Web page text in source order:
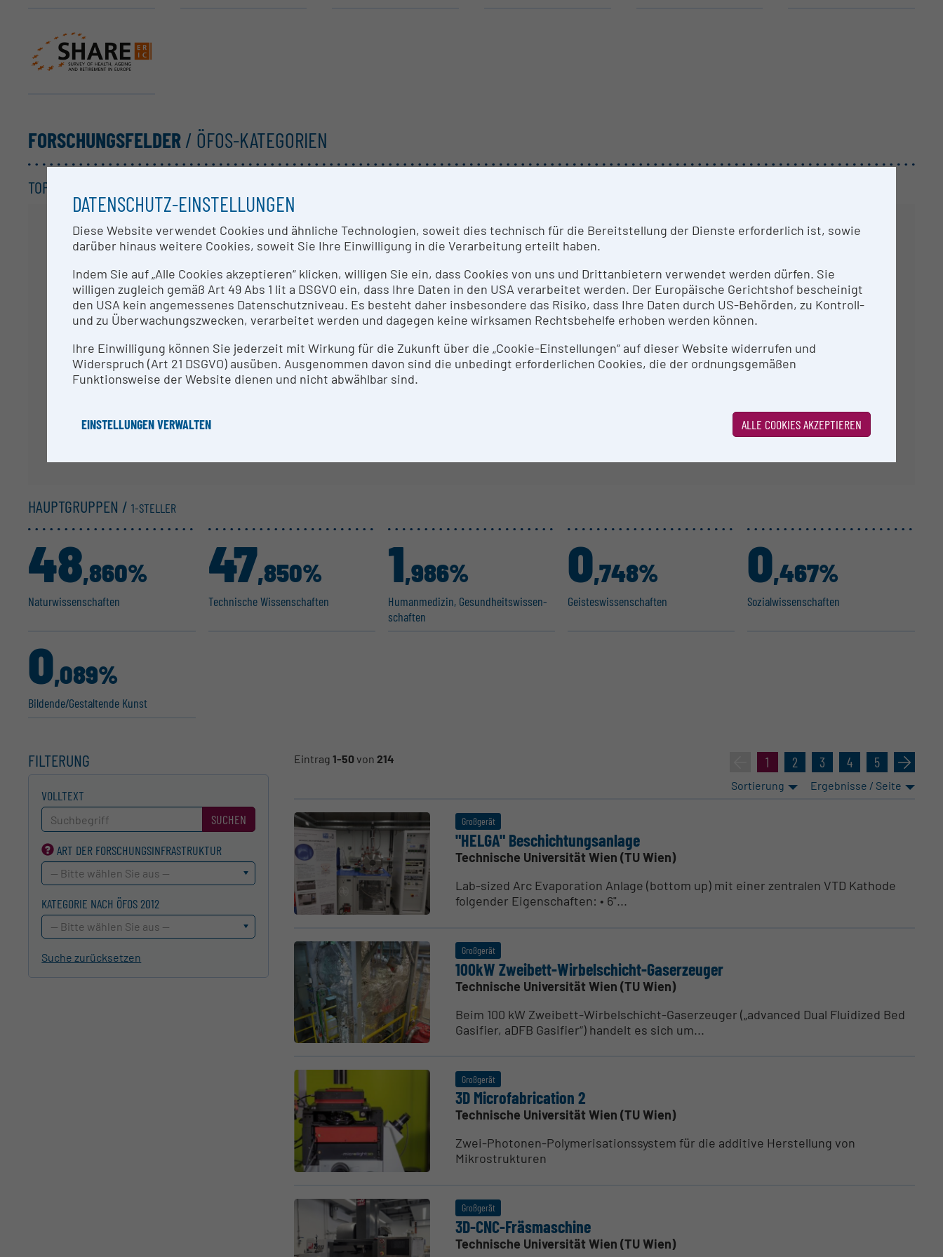
FORSCHUNGSFELDER/ ÖFOS-KATEGORIEN
TOP KATEGORIEN /
Ihre Datenschutz-Einstellungen verhindern die Anzeige der Diagramme.
Datenschutz-Einstellungen bearbeiten
HAUPTGRUPPEN /1-STELLER
Natur­wis­sen­schaften
48,860%
Technische Wissen­schaften
47,850%
Human­me­dizin, Gesund­heits­wis­sen­
schaften
1,986%
Geistes­wis­sen­schaften
0,748%
Sozial­wis­sen­schaften
0,467%
Bildende/Gestal­tende Kunst
0,089%
FILTERUNG
VOLLTEXT
SUCHEN
ART DER FORSCHUNGS­INFRASTRUKTUR
-- Bitte wählen Sie aus --
KATEGORIE NACH ÖFOS 2012
-- Bitte wählen Sie aus --
Suche zurücksetzen
Eintrag1-50von 214 1 2 3 4 5 »
Sortierung Ergebnisse / Seite
Großgerät
"HELGA" Beschich­tungs­anlage
Technische Universität Wien (TU Wien)
Lab-sized Arc Evaporation Anlage (bottom up) mit einer zentralen VTD Kathode
folgender Eigenschaften: • 6"...
Großgerät
100kW Zweibett-Wirbel­schicht-Gaser­zeuger
Technische Universität Wien (TU Wien)
Beim 100 kW Zweibett-Wirbelschicht-Gaserzeuger („advanced Dual Fluidized Bed
Gasifier, aDFB Gasifier“) handelt es sich um...
Großgerät
3D Micro­fa­bri­cation 2
Technische Universität Wien (TU Wien)
Zwei-Photonen-Polymerisationssystem für die additive Herstellung von
Mikrostrukturen
Großgerät
3D-CNC-Fräsma­schine
Technische Universität Wien (TU Wien)
DATENSCHUTZ-EINSTELLUNGEN
Diese Website verwendet Cookies und ähnliche Technologien, soweit dies technisch für die Bereitstellung der Dienste erforderlich ist, sowie
darüber hinaus weitere Cookies, soweit Sie Ihre Einwilligung in die Verarbeitung erteilt haben.
Indem Sie auf „Alle Cookies akzeptieren“ klicken, willigen Sie ein, dass Cookies von uns und Drittanbietern verwendet werden dürfen. Sie
willigen zugleich gemäß Art 49 Abs 1 lit a DSGVO ein, dass Ihre Daten in den USA verarbeitet werden. Der Europäische Gerichtshof bescheinigt
den USA kein angemessenes Datenschutzniveau. Es besteht daher insbesondere das Risiko, dass Ihre Daten durch US-Behörden, zu Kontroll-
und zu Überwachungszwecken, verarbeitet werden und dagegen keine wirksamen Rechtsbehelfe erhoben werden können.
Ihre Einwilligung können Sie jederzeit mit Wirkung für die Zukunft über die „Cookie-Einstellungen“ auf dieser Website widerrufen und
Widerspruch (Art 21 DSGVO) ausüben. Ausgenommen davon sind die unbedingt erforderlichen Cookies, die der ordnungsgemäßen
Funktionsweise der Website dienen und nicht abwählbar sind.
EINSTELLUNGEN VERWALTEN ALLE COOKIES AKZEPTIEREN